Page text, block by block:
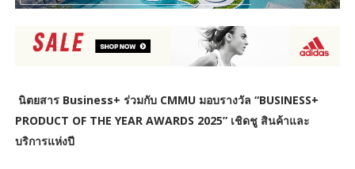
นิตยสาร Business+ ร่วมกับ CMMU มอบรางวัล “BUSINESS+
PRODUCT OF THE YEAR AWARDS 2025” เชิดชู สินค้าและ
บริการแห่งปี